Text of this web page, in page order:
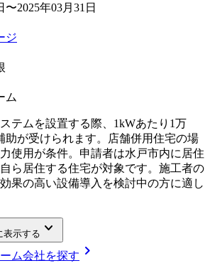
〜2025年03月31日
ジ
ム
テムを設置する際、1kWあたり1万
助が受けられます。店舗併用住宅の場
使用が条件。申請者は水戸市内に居住
ら居住する住宅が対象です。施工者の
果の高い設備導入を検討中の方に適し
表示する keyboard_arrow_down
ム会社を探す chevron_right